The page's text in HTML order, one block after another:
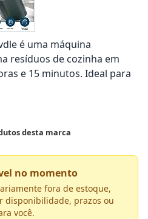
é uma máquina
resíduos de cozinha em
e 15 minutos. Ideal para
desta marca
no momento
fora de estoque,
disponibilidade, prazos ou
você.